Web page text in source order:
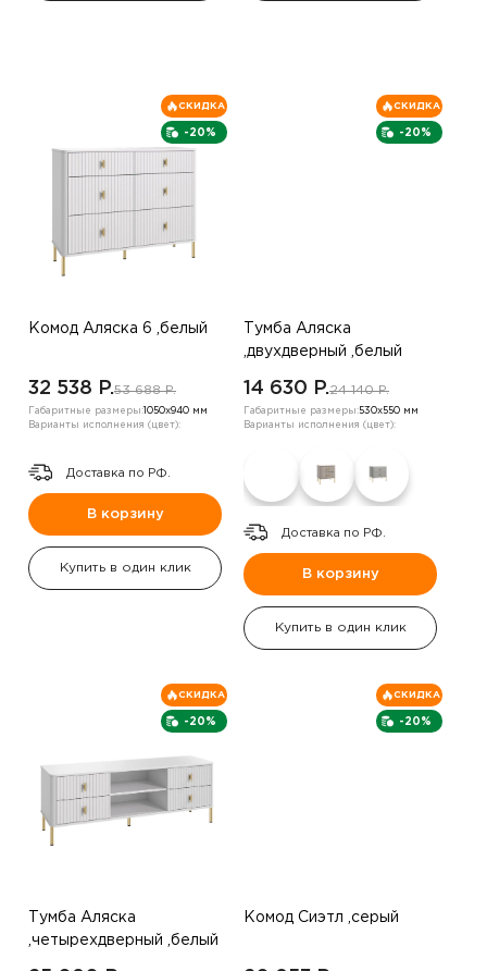
-20%
СКИДКА
Комод Аляска 6 ,белый
32 538 P.53 688 P.
Габаритные размеры: 1050х940 мм
Варианты исполнения (цвет):
Доставка по РФ.
В корзину
Купить в один клик
-20%
СКИДКА
Тумба Аляска
,двухдверный ,белый
14 630 P.24 140 P.
Габаритные размеры:530х550 мм
Варианты исполнения (цвет):
Доставка по РФ.
В корзину
Купить в один клик
-20%
СКИДКА
Тумба Аляска
,четырехдверный ,белый
-20%
СКИДКА
Комод Сиэтл ,серый